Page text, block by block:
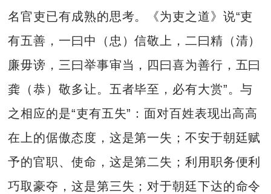
名官吏已有成熟的思考。《为吏之道》说“吏
有五善，一曰中（忠）信敬上，二曰精（清）
廉毋谤，三曰举事审当，四曰喜为善行，五曰
龚（恭）敬多让。五者毕至，必有大赏”。与
之相应的是“吏有五失”：面对百姓表现出高高
在上的倨傲态度，这是第一失；不安于朝廷赋
予的官职、使命，这是第二失；利用职务便利
巧取豪夺，这是第三失；对于朝廷下达的命令